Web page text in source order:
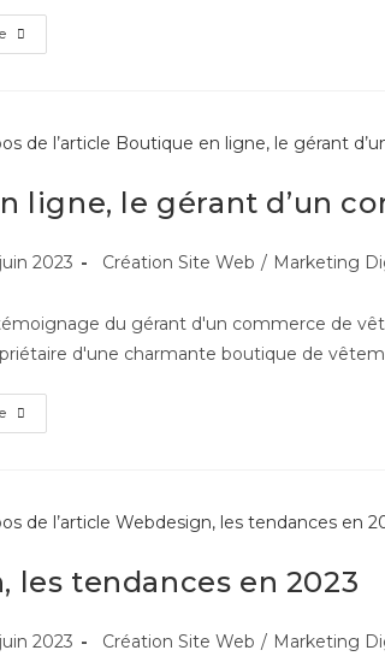
ligne, le gérant d’un
2023 Création Site Web / Marketing
du gérant d'un commerce de
d'une charmante boutique de
les tendances en 2023
2023 Création Site Web / Marketing